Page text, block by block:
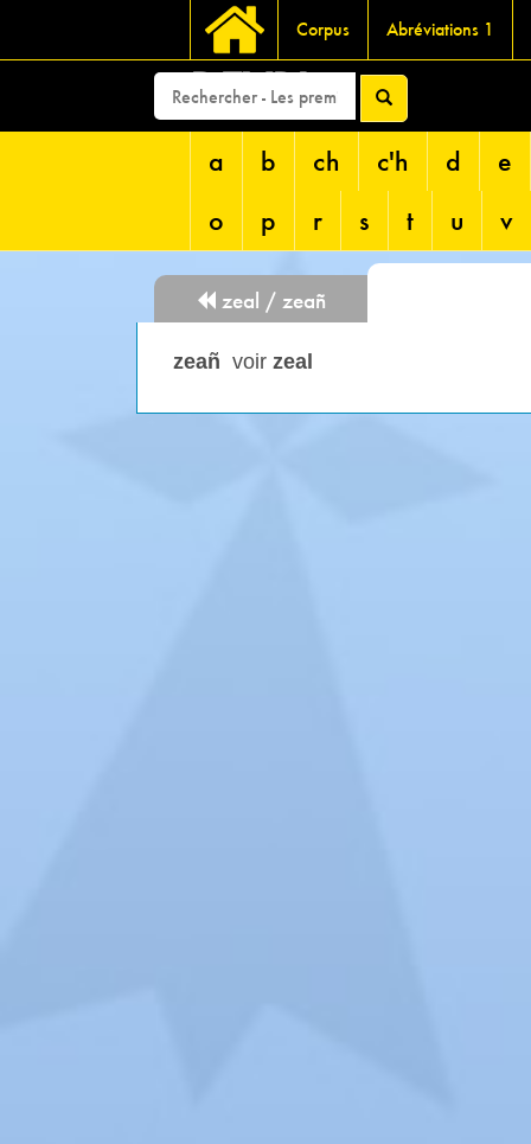
Corpus Abréviations 1
DEVRI
a b ch c'h d
e
o
p r s t u v
zeal / zeañ
zeañ voir zeal